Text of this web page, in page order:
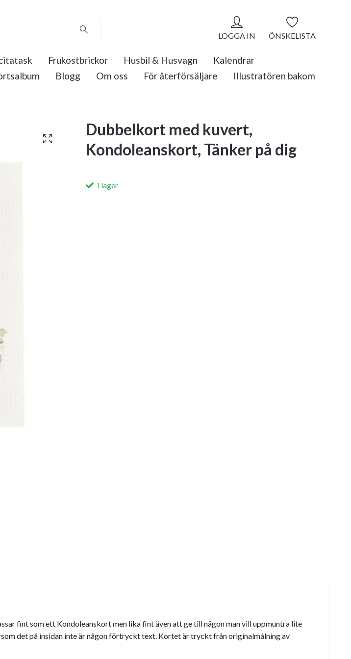
LOGGA IN ÖNSKELISTA
Frukostbrickor Husbil & Husvagn
Kalendrar
Blogg Om oss För återförsäljare Illustratören bakom
Dubbelkort med kuvert,
Kondoleanskort, Tänker på dig
I lager
fint som ett Kondoleanskort men lika fint även att ge till någon man vill uppmuntra lite
det på insidan inte är någon förtryckt text. Kortet är tryckt från originalmålning av